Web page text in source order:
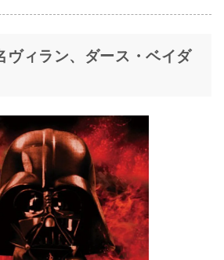
ヴィラン、ダース・ベイダ